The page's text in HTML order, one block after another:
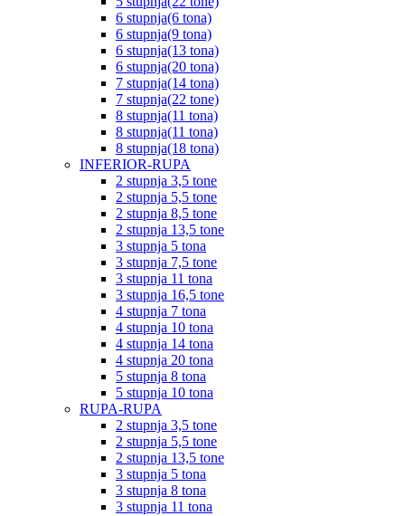
6 stupnja(6 tona)
6 stupnja(9 tona)
6 stupnja(13 tona)
6 stupnja(20 tona)
7 stupnja(14 tona)
7 stupnja(22 tone)
8 stupnja(11 tona)
8 stupnja(11 tona)
8 stupnja(18 tona)
INFERIOR-RUPA
2 stupnja 3,5 tone
2 stupnja 5,5 tone
2 stupnja 8,5 tone
2 stupnja 13,5 tone
3 stupnja 5 tona
3 stupnja 7,5 tone
3 stupnja 11 tona
3 stupnja 16,5 tone
4 stupnja 7 tona
4 stupnja 10 tona
4 stupnja 14 tona
4 stupnja 20 tona
5 stupnja 8 tona
5 stupnja 10 tona
RUPA-RUPA
2 stupnja 3,5 tone
2 stupnja 5,5 tone
2 stupnja 13,5 tone
3 stupnja 5 tona
3 stupnja 8 tona
3 stupnja 11 tona